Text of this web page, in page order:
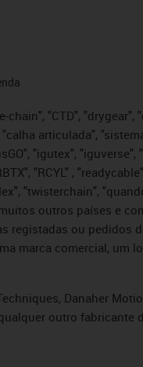
"CTD",
articulada",
"igutex",
"RCYL" ,
"twisterchain",
outros países e
ou pedidos
marca comercial, um
Danaher
outro